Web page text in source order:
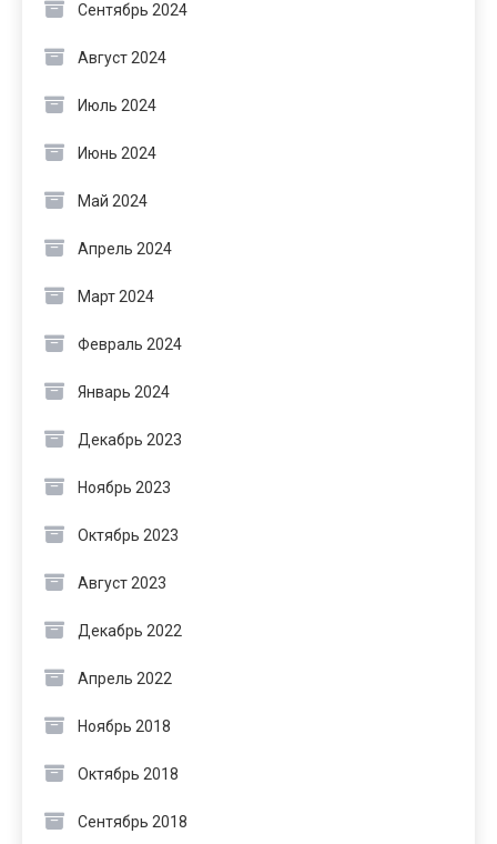
Сентябрь 2024
Август 2024
Июль 2024
Июнь 2024
Май 2024
Апрель 2024
Март 2024
Февраль 2024
Январь 2024
Декабрь 2023
Ноябрь 2023
Октябрь 2023
Август 2023
Декабрь 2022
Апрель 2022
Ноябрь 2018
Октябрь 2018
Сентябрь 2018